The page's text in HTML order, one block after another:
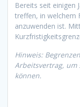
Bereits seit einigen
treffen, in welchem
anzuwenden ist.
Hinweis:
Arbeitsvertrag, um
können.